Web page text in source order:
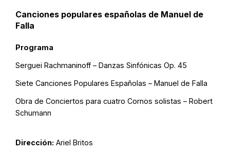
Canciones populares españolas de Manuel de
Falla
Programa
Serguei Rachmaninoff – Danzas Sinfónicas Op. 45
Siete Canciones Populares Españolas – Manuel de Falla
Obra de Conciertos para cuatro Cornos solistas – Robert
Schumann
Dirección: Ariel Britos